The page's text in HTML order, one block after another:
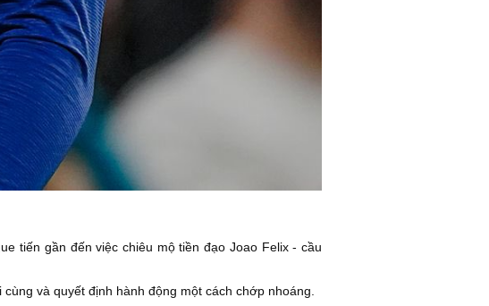
tiến gần đến việc chiêu mộ tiền đạo Joao Felix - cầu
và quyết định hành động một cách chớp nhoáng.